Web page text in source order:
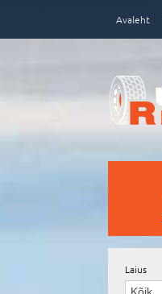
Avaleht
Laius